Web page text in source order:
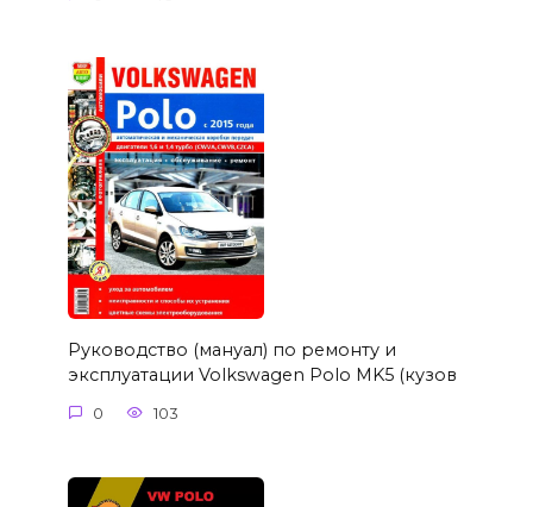
Руководство (мануал) по ремонту и
эксплуатации Volkswagen Polo MK5 (кузов
0 103